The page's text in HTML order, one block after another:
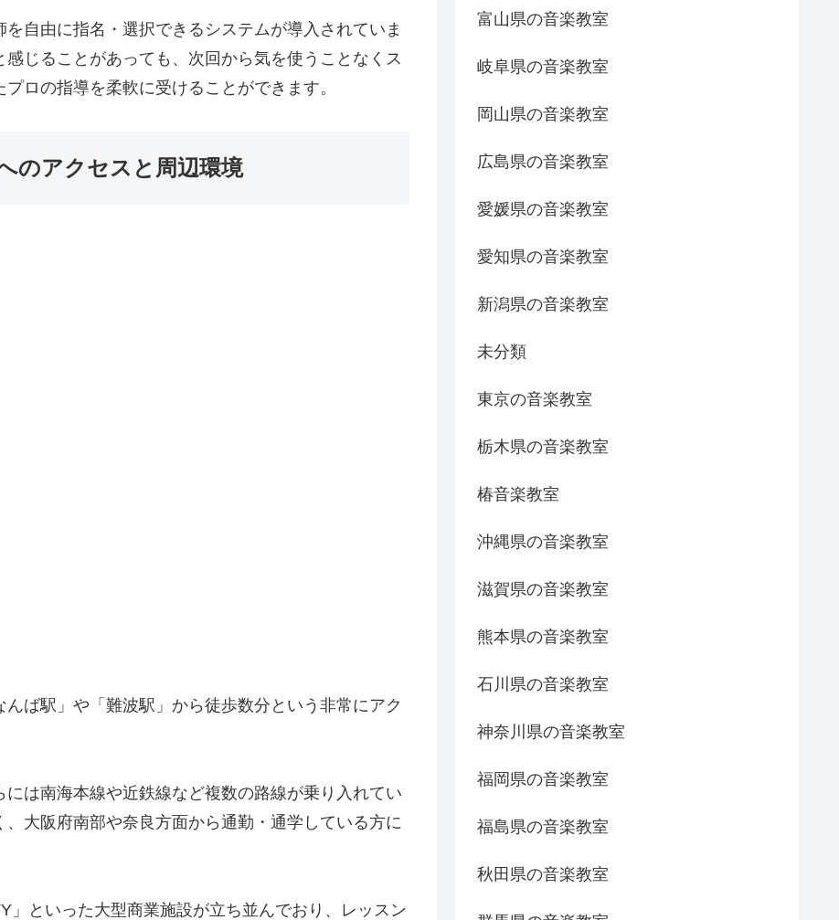
自由に指名・選択できるシステムが導入されていま
じることがあっても、次回から気を使うことなくス
ロの指導を柔軟に受けることができます。
のアクセスと周辺環境
ば駅」や「難波駅」から徒歩数分という非常にアク
は南海本線や近鉄線など複数の路線が乗り入れてい
大阪府南部や奈良方面から通勤・通学している方に
」といった大型商業施設が立ち並んでおり、レッスン
富山県の音楽教室
岐阜県の音楽教室
岡山県の音楽教室
広島県の音楽教室
愛媛県の音楽教室
愛知県の音楽教室
新潟県の音楽教室
未分類
東京の音楽教室
栃木県の音楽教室
椿音楽教室
沖縄県の音楽教室
滋賀県の音楽教室
熊本県の音楽教室
石川県の音楽教室
神奈川県の音楽教室
福岡県の音楽教室
福島県の音楽教室
秋田県の音楽教室